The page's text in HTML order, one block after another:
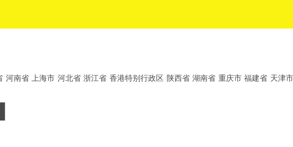
河南省 上海市 河北省 浙江省 香港特别行政区 陕西省 湖南省 重庆市 福建省 天津